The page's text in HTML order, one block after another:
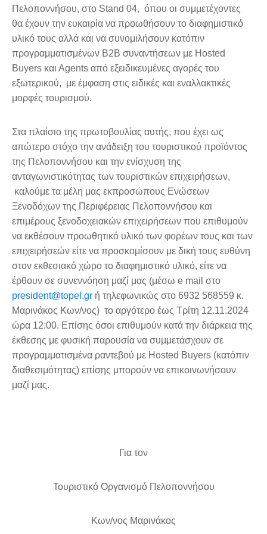
Πελοποννήσου, στο Stand 04, όπου οι συμμετέχοντες
θα έχουν την ευκαιρία να προωθήσουν το διαφημιστικό
υλικό τους αλλά και να συνομιλήσουν κατόπιν
προγραμματισμένων Β2Β συναντήσεων με Hosted
Buyers και Αgents από εξειδικευμένες αγορές του
εξωτερικού, με έμφαση στις ειδικές και εναλλακτικές
μορφές τουρισμού.
Στα πλαίσιο της πρωτοβουλίας αυτής, που έχει ως
απώτερο στόχο την ανάδειξη του τουριστικού προϊόντος
της Πελοποννήσου και την ενίσχυση της
ανταγωνιστικότητας των τουριστικών επιχειρήσεων,
καλούμε τα μέλη μας εκπροσώπους Ενώσεων
Ξενοδόχων της Περιφέρειας Πελοποννήσου και
επιμέρους ξενοδοχειακών επιχειρήσεων που επιθυμούν
να εκθέσουν προωθητικό υλικό των φορέων τους και των
επιχειρήσεών είτε να προσκομίσουν με δική τους ευθύνη
στον εκθεσιακό χώρο το διαφημιστικό υλικό, είτε να
έρθουν σε συνεννόηση μαζί μας (μέσω e mail στο
president@topel.gr ή τηλεφωνικώς στο 6932 568559 κ.
Μαρινάκος Κων/νος) το αργότερο έως Τρίτη 12.11.2024
ώρα 12:00. Επίσης όσοι επιθυμούν κατά την διάρκεια της
έκθεσης με φυσική παρουσία να συμμετάσχουν σε
προγραμματισμένα ραντεβού με Hosted Buyers (κατόπιν
διαθεσιμότητας) επίσης μπορούν να επικοινωνήσουν
μαζί μας.
Για τον
Τουριστικό Οργανισμό Πελοποννήσου
Κων/νος Μαρινάκος